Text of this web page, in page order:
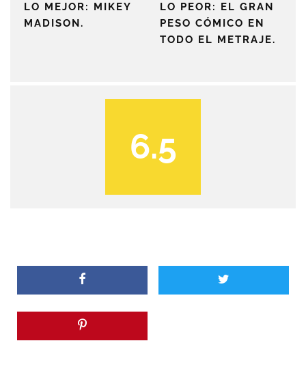
LO MEJOR: MIKEY
MADISON.
LO PEOR: EL GRAN
PESO CÓMICO EN
TODO EL METRAJE.
6.5